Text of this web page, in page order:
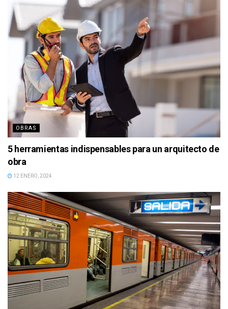
OBRAS
5 herramientas indispensables para un arquitecto de
obra
12 ENERO, 2024